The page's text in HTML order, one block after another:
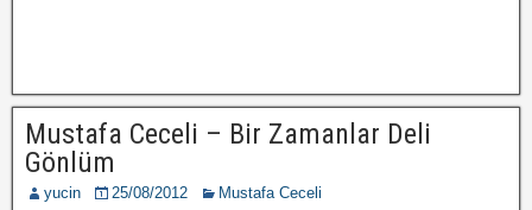
Mustafa Ceceli – Bir Zamanlar Deli
Gönlüm
yucin 25/08/2012 Mustafa Ceceli